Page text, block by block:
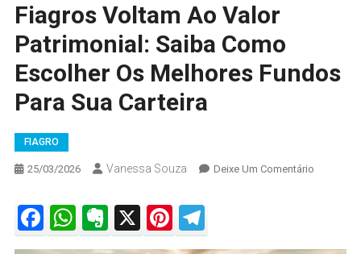
Fiagros Voltam Ao Valor
Patrimonial: Saiba Como
Escolher Os Melhores Fundos
Para Sua Carteira
FIAGRO
25/03/2026 Vanessa Souza Deixe Um ComentárioOn
Facebook
WhatsApp
Evernote
X Pinterest
Telegram